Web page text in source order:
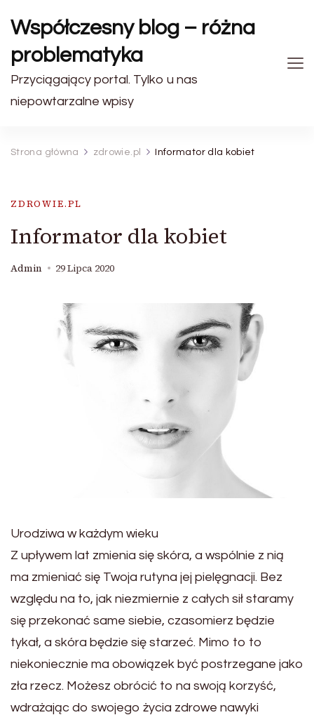
Współczesny blog – różna
problematyka
Przyciągający portal. Tylko u nas
niepowtarzalne wpisy
Strona główna zdrowie.pl Informator dla kobiet
ZDROWIE.PL
Informator dla kobiet
Admin 29 Lipca 2020
Urodziwa w każdym wieku
Z upływem lat zmienia się skóra, a wspólnie z nią
ma zmieniać się Twoja rutyna jej pielęgnacji. Bez
względu na to, jak niezmiernie z całych sił staramy
się przekonać same siebie, czasomierz będzie
tykał, a skóra będzie się starzeć. Mimo to to
niekoniecznie ma obowiązek być postrzegane jako
zła rzecz. Możesz obrócić to na swoją korzyść,
wdrażając do swojego życia zdrowe nawyki